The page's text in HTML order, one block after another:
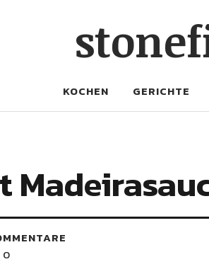
KOCHEN GERICHTE
0